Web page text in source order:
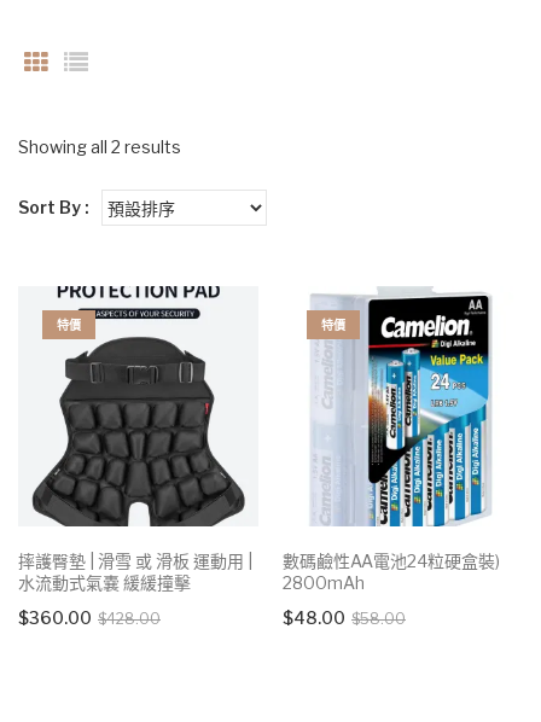
Showing all 2 results
Sort By :
特價
摔護臀墊 | 滑雪 或 滑板 運動用 |
水流動式氣嚢 緩緩撞擊
$428.00Original
$360.00
Current
特價
數碼鹼性AA電池24粒硬盒裝)
2800mAh
$58.00Original
$48.00
Current